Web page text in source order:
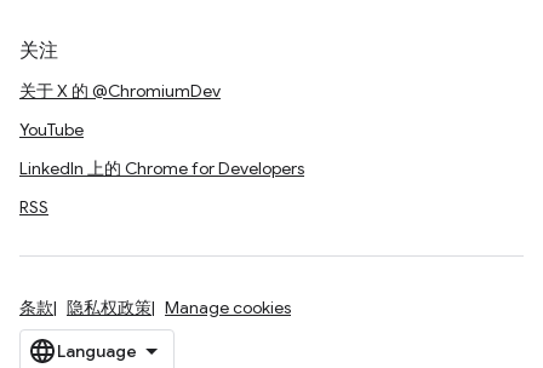
关注
关于 X 的 @ChromiumDev
YouTube
LinkedIn 上的 Chrome for Developers
RSS
条款 隐私权政策 Manage cookies